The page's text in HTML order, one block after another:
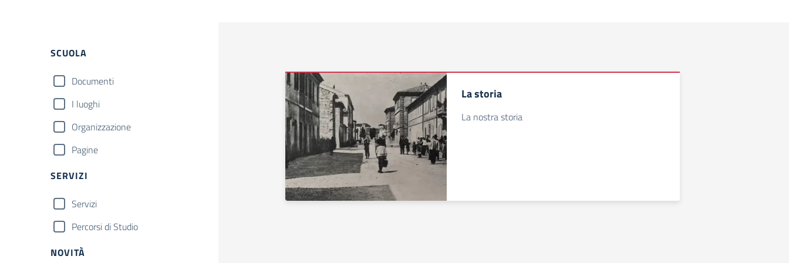
Filtri
SCUOLA
Documenti
I luoghi
Organizzazione
Pagine
SERVIZI
Servizi
Percorsi di Studio
NOVITÀ
La storia
La nostra storia